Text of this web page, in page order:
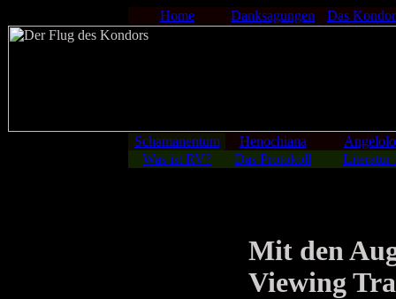
Home Danksagungen Das
Schamanentum Henochiana
Was ist RV?
Das Protokoll Literatur
Mit den
Viewing